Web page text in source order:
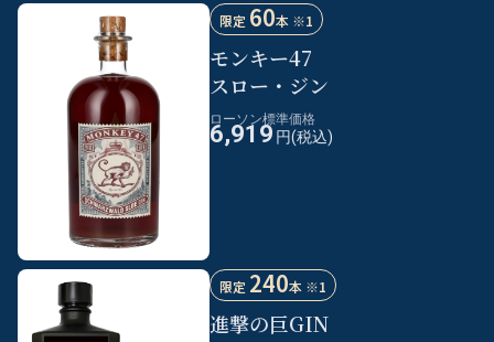
限定 60本 ※1
モンキー47
スロー・ジン
ローソン標準価格
6,919 円(税込)
限定 240本 ※1
進撃の巨GIN